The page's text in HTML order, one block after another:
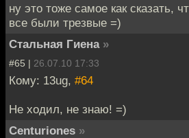
ну это тоже самое как сказать,
все были трезвые =)
Стальная Гиена »
#65 | 26.07.10 17:33
Кому: 13ug, #64
Не ходил, не знаю! =)
Centuriones »